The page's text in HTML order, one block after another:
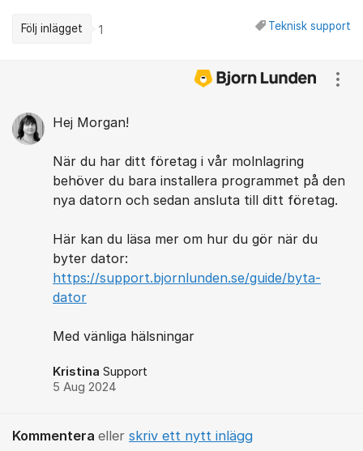
Teknisk support
Följ inlägget 1
Hej Morgan!
När du har ditt företag i vår molnlagring
behöver du bara installera programmet på den
nya datorn och sedan ansluta till ditt företag.
Här kan du läsa mer om hur du gör när du
byter dator:
https://support.bjornlunden.se/guide/byta-
dator
Med vänliga hälsningar
Kristina Support
5 Aug 2024
Kommentera eller skriv ett nytt inlägg